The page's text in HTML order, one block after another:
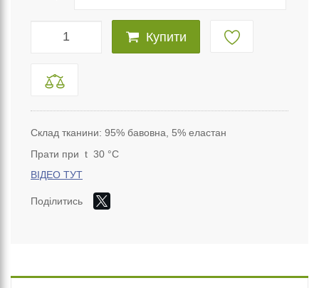
Купити
Склад тканини: 95% бавовна, 5% еластан
Прати при t 30 °C
ВІДЕО ТУТ
Поділитись